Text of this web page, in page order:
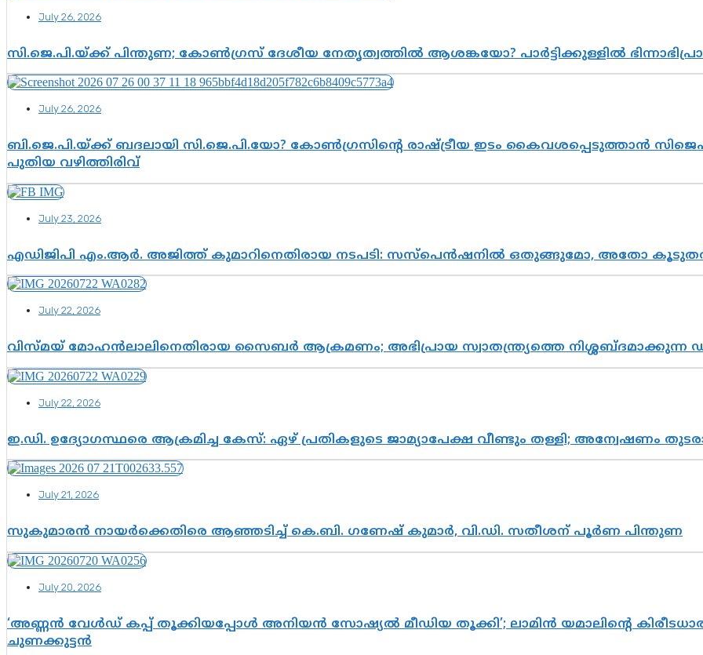
July 26, 2026
സി.ജെ.പി.യ്ക്ക് പിന്തുണ; കോൺഗ്രസ് ദേശീയ നേതൃത്വത്തിൽ ആശങ്കയോ? പാർട്ടിക്കുള്ളിൽ
July 26, 2026
ബി.ജെ.പി.യ്ക്ക് ബദലായി സി.ജെ.പി.യോ? കോൺഗ്രസിന്റെ രാഷ്ട്രീയ ഇടം കൈവശപ്പെടുത്താൻ
പുതിയ വഴിത്തിരിവ്
July 23, 2026
എഡിജിപി എം.ആർ. അജിത്ത് കുമാറിനെതിരായ നടപടി: സസ്പെൻഷനിൽ ഒതുങ്ങുമോ, അതോ
July 22, 2026
വിസ്മയ് മോഹൻലാലിനെതിരായ സൈബർ ആക്രമണം; അഭിപ്രായ സ്വാതന്ത്ര്യത്തെ നിശ്ശബ്ദമാക്കുന്ന
July 22, 2026
ഇ.ഡി. ഉദ്യോഗസ്ഥരെ ആക്രമിച്ച കേസ്: ഏഴ് പ്രതികളുടെ ജാമ്യാപേക്ഷ വീണ്ടും തള്ളി; അന്വേഷണം
July 21, 2026
സുകുമാരൻ നായർക്കെതിരെ ആഞ്ഞടിച്ച് കെ.ബി. ഗണേഷ് കുമാർ, വി.ഡി. സതീശന് പൂർണ പിന്തുണ
July 20, 2026
‘അണ്ണൻ വേൾഡ് കപ്പ് തൂക്കിയപ്പോൾ അനിയൻ സോഷ്യൽ മീഡിയ തൂക്കി’; ലാമിൻ യമാലിന്റെ
ചുണക്കുട്ടൻ